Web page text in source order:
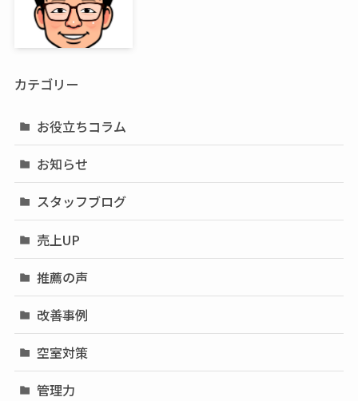
カテゴリー
お役立ちコラム
お知らせ
スタッフブログ
売上UP
推薦の声
改善事例
空室対策
管理力